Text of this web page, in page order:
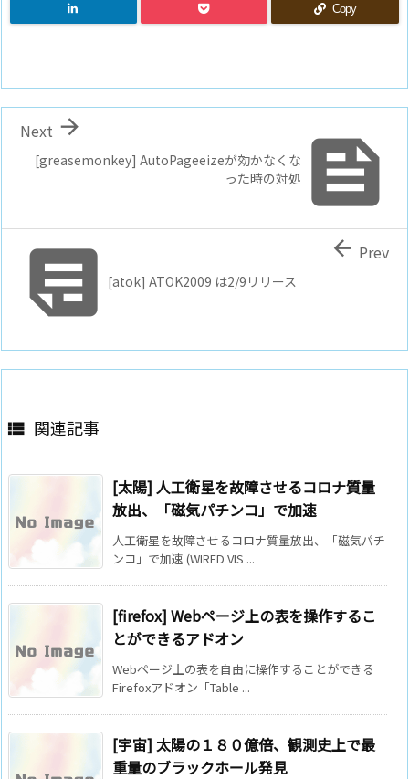
Copy

[greasemonkey] AutoPageeizeが効かなくな
った時の対処

Next
[atok] ATOK2009 は2/9リリース
 Prev
 関連記事
[太陽] 人工衛星を故障させるコロナ質量
放出、「磁気パチンコ」で加速
人工衛星を故障させるコロナ質量放出、「磁気パチ
ンコ」で加速 (WIRED VIS ...
[firefox] Webページ上の表を操作するこ
とができるアドオン
Webページ上の表を自由に操作することができる
Firefoxアドオン「Table ...
[宇宙] 太陽の１８０億倍、観測史上で最
重量のブラックホール発見